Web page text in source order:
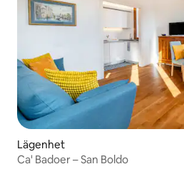
Lägenhet
Ca' Badoer – San Boldo